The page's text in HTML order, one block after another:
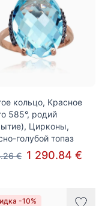
кольцо, Красное
585°, родий
Цирконы,
голубой топаз
€ 1 290.84 €
-10%